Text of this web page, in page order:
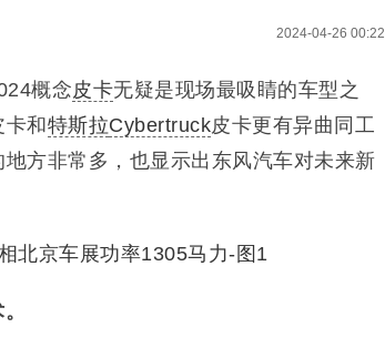
2024-04-26 00:22
概念皮卡无疑是现场最吸睛的车型之
和特斯拉Cybertruck皮卡更有异曲同工
方非常多，也显示出东风汽车对未来新